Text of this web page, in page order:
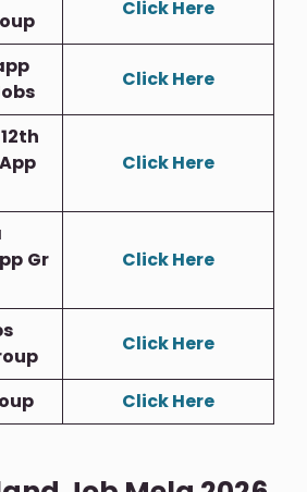
Click Here
Click Here
Click Here
Gr
Click Here
Click Here
Click Here